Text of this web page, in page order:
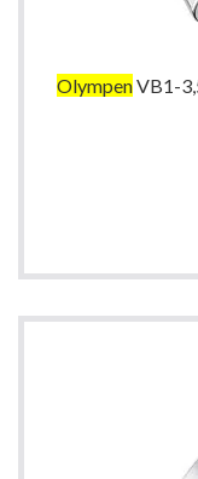
OlympenVB1-